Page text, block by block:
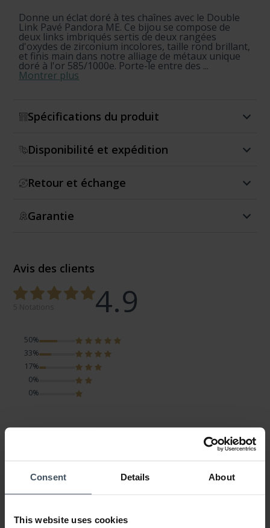
Consent Details About
This website uses cookies
Donne un éclat doré à tes chaînes avec le Double
Link Pavé Pandora ME. Ce bijou se compose de
deux links imbriqués sertis de deux rangées
d'oxydes de zirconium incolores, taille rond brillant,
et finis main dans notre alliage de métaux unique
doré à l'or 585/1000e. Porte-le entre des ...
Montrer plus
Spécifications du produit
Disponibilité et expédition
Retour et échange
Garantie
Avis des clients
4.9
50%
33%
17%
0%
0%
VALEUR-PRIX
QUALITÉ